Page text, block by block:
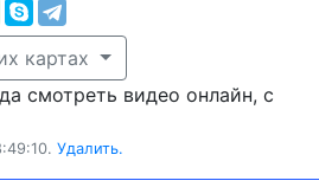
картах
смотреть видео онлайн, с
Удалить.